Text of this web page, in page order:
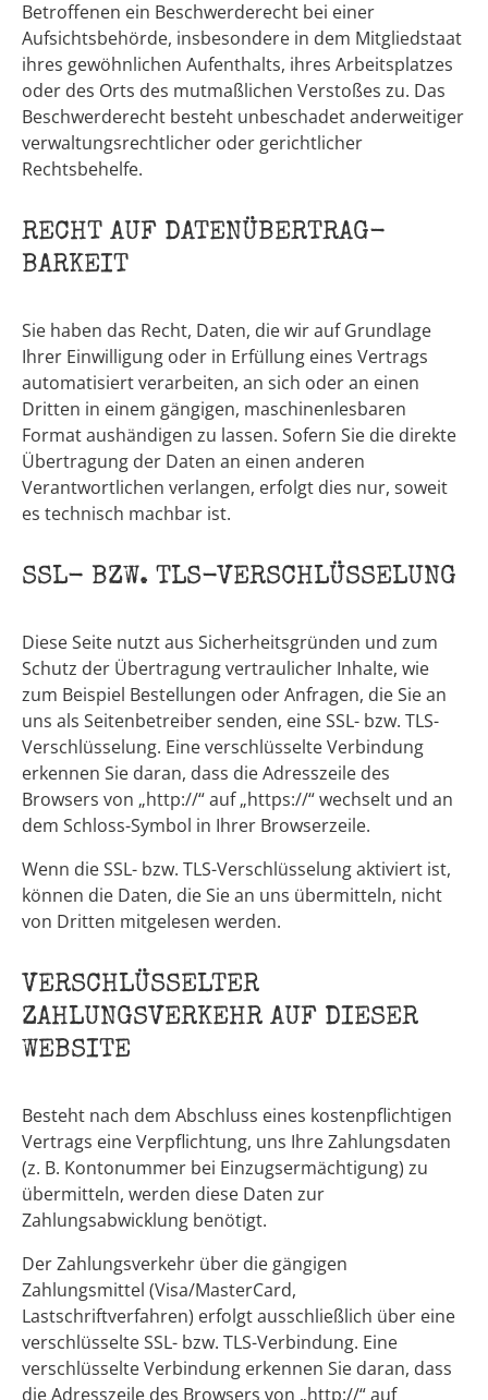
Betroffenen ein Beschwerderecht bei einer
Aufsichtsbehörde, insbesondere in dem Mitgliedstaat
ihres gewöhnlichen Aufenthalts, ihres Arbeitsplatzes
oder des Orts des mutmaßlichen Verstoßes zu. Das
Beschwerderecht besteht unbeschadet anderweitiger
verwaltungsrechtlicher oder gerichtlicher
Rechtsbehelfe.
RECHT AUF DATEN­ÜBERTRAG­
BARKEIT
Sie haben das Recht, Daten, die wir auf Grundlage
Ihrer Einwilligung oder in Erfüllung eines Vertrags
automatisiert verarbeiten, an sich oder an einen
Dritten in einem gängigen, maschinenlesbaren
Format aushändigen zu lassen. Sofern Sie die direkte
Übertragung der Daten an einen anderen
Verantwortlichen verlangen, erfolgt dies nur, soweit
es technisch machbar ist.
SSL- BZW. TLS-VERSCHLÜSSELUNG
Diese Seite nutzt aus Sicherheitsgründen und zum
Schutz der Übertragung vertraulicher Inhalte, wie
zum Beispiel Bestellungen oder Anfragen, die Sie an
uns als Seitenbetreiber senden, eine SSL- bzw. TLS-
Verschlüsselung. Eine verschlüsselte Verbindung
erkennen Sie daran, dass die Adresszeile des
Browsers von „http://“ auf „https://“ wechselt und an
dem Schloss-Symbol in Ihrer Browserzeile.
Wenn die SSL- bzw. TLS-Verschlüsselung aktiviert ist,
können die Daten, die Sie an uns übermitteln, nicht
von Dritten mitgelesen werden.
VERSCHLÜSSELTER
ZAHLUNGSVERKEHR AUF DIESER
WEBSITE
Besteht nach dem Abschluss eines kostenpflichtigen
Vertrags eine Verpflichtung, uns Ihre Zahlungsdaten
(z. B. Kontonummer bei Einzugsermächtigung) zu
übermitteln, werden diese Daten zur
Zahlungsabwicklung benötigt.
Der Zahlungsverkehr über die gängigen
Zahlungsmittel (Visa/MasterCard,
Lastschriftverfahren) erfolgt ausschließlich über eine
verschlüsselte SSL- bzw. TLS-Verbindung. Eine
verschlüsselte Verbindung erkennen Sie daran, dass
die Adresszeile des Browsers von „http://“ auf